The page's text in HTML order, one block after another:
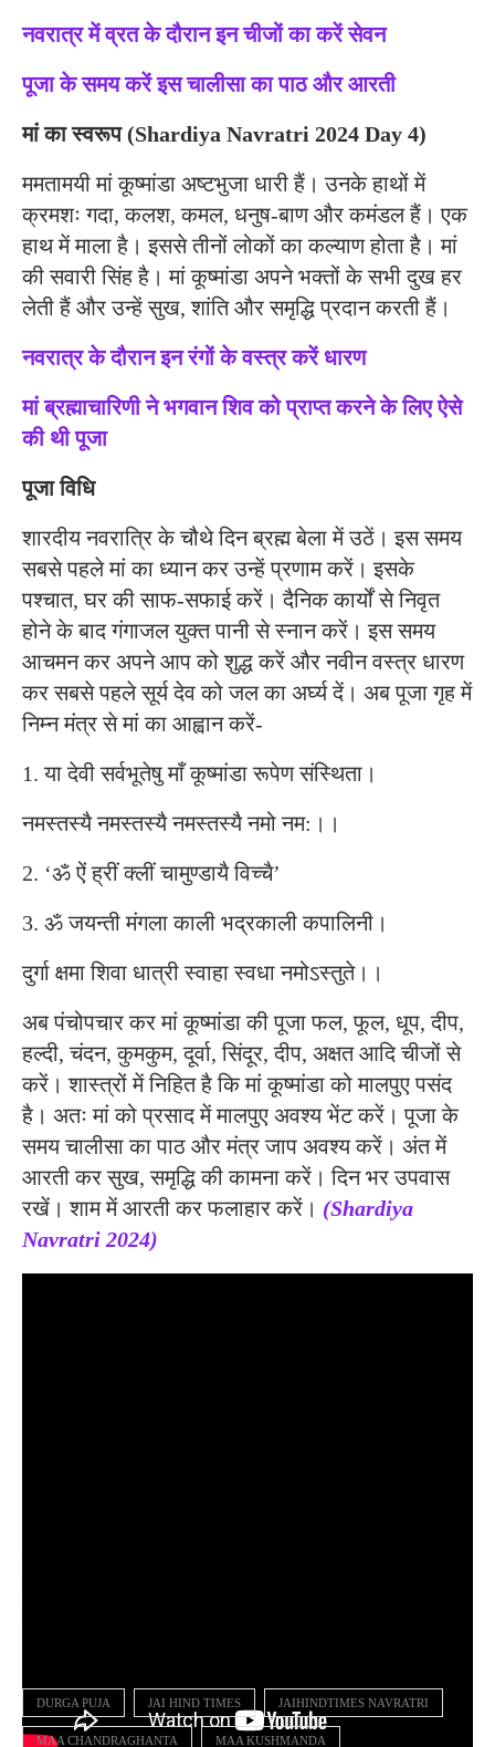
नवरात्र में व्रत के दौरान इन चीजों का करें सेवन
पूजा के समय करें इस चालीसा का पाठ और आरती
मां का स्वरूप (Shardiya Navratri 2024 Day 4)
ममतामयी मां कूष्मांडा अष्टभुजा धारी हैं। उनके हाथों में
क्रमशः गदा, कलश, कमल, धनुष-बाण और कमंडल हैं। एक
हाथ में माला है। इससे तीनों लोकों का कल्याण होता है। मां
की सवारी सिंह है। मां कूष्मांडा अपने भक्तों के सभी दुख हर
लेती हैं और उन्हें सुख, शांति और समृद्धि प्रदान करती हैं।
नवरात्र के दौरान इन रंगों के वस्त्र करें धारण
मां ब्रह्माचारिणी ने भगवान शिव को प्राप्त करने के लिए ऐसे
की थी पूजा
पूजा विधि
शारदीय नवरात्रि के चौथे दिन ब्रह्म बेला में उठें। इस समय
सबसे पहले मां का ध्यान कर उन्हें प्रणाम करें। इसके
पश्चात, घर की साफ-सफाई करें। दैनिक कार्यों से निवृत
होने के बाद गंगाजल युक्त पानी से स्नान करें। इस समय
आचमन कर अपने आप को शुद्ध करें और नवीन वस्त्र धारण
कर सबसे पहले सूर्य देव को जल का अर्घ्य दें। अब पूजा गृह में
निम्न मंत्र से मां का आह्वान करें-
1. या देवी सर्वभू‍तेषु माँ कूष्मांडा रूपेण संस्थिता।
नमस्तस्यै नमस्तस्यै नमस्तस्यै नमो नम:।।
2. ‘ॐ ऐं ह्रीं क्लीं चामुण्डायै विच्चै’
3. ॐ जयन्ती मंगला काली भद्रकाली कपालिनी।
दुर्गा क्षमा शिवा धात्री स्वाहा स्वधा नमोऽस्तुते।।
अब पंचोपचार कर मां कूष्मांडा की पूजा फल, फूल, धूप, दीप,
हल्दी, चंदन, कुमकुम, दूर्वा, सिंदूर, दीप, अक्षत आदि चीजों से
करें। शास्त्रों में निहित है कि मां कूष्मांडा को मालपुए पसंद
है। अतः मां को प्रसाद में मालपुए अवश्य भेंट करें। पूजा के
समय चालीसा का पाठ और मंत्र जाप अवश्य करें। अंत में
आरती कर सुख, समृद्धि की कामना करें। दिन भर उपवास
रखें। शाम में आरती कर फलाहार करें। (Shardiya
Navratri 2024)
DURGA PUJA JAI HIND TIMES JAIHINDTIMES NAVRATRI
MAA CHANDRAGHANTA MAA KUSHMANDA